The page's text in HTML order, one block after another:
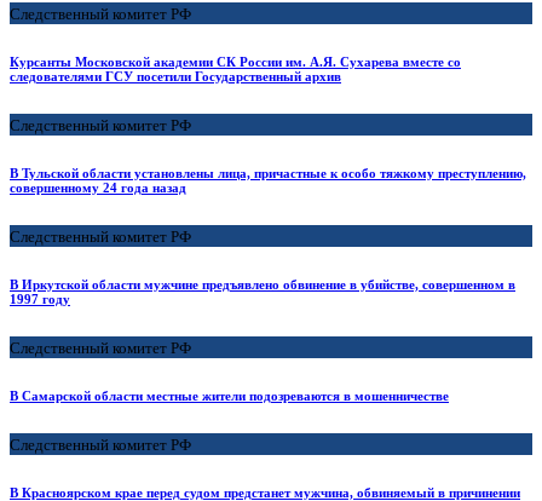
Следственный комитет РФ
Курсанты Московской академии СК России им. А.Я. Сухарева вместе со
следователями ГСУ посетили Государственный архив
Следственный комитет РФ
В Тульской области установлены лица, причастные к особо тяжкому преступлению,
совершенному 24 года назад
Следственный комитет РФ
В Иркутской области мужчине предъявлено обвинение в убийстве, совершенном в
1997 году
Следственный комитет РФ
В Самарской области местные жители подозреваются в мошенничестве
Следственный комитет РФ
В Красноярском крае перед судом предстанет мужчина, обвиняемый в причинении